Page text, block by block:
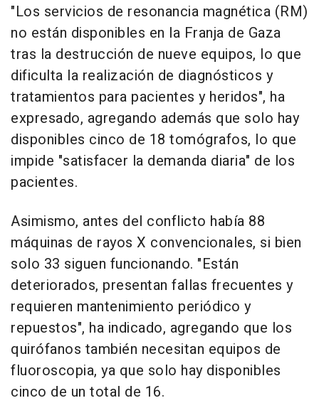
"Los servicios de resonancia magnética (RM)
no están disponibles en la Franja de Gaza
tras la destrucción de nueve equipos, lo que
dificulta la realización de diagnósticos y
tratamientos para pacientes y heridos", ha
expresado, agregando además que solo hay
disponibles cinco de 18 tomógrafos, lo que
impide "satisfacer la demanda diaria" de los
pacientes.
Asimismo, antes del conflicto había 88
máquinas de rayos X convencionales, si bien
solo 33 siguen funcionando. "Están
deteriorados, presentan fallas frecuentes y
requieren mantenimiento periódico y
repuestos", ha indicado, agregando que los
quirófanos también necesitan equipos de
fluoroscopia, ya que solo hay disponibles
cinco de un total de 16.